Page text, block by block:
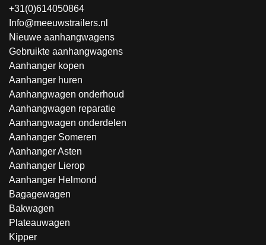
+31(0)614050864
Info@meeuwstrailers.nl
Nieuwe aanhangwagens
Gebruikte aanhangwagens
Aanhanger kopen
Aanhanger huren
Aanhangwagen onderhoud
Aanhangwagen reparatie
Aanhangwagen onderdelen
Aanhanger Someren
Aanhanger Asten
Aanhanger Lierop
Aanhanger Helmond
Bagagewagen
Bakwagen
Plateauwagen
Kipper